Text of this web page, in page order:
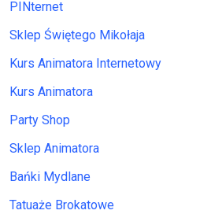
PINternet
Sklep Świętego Mikołaja
Kurs Animatora Internetowy
Kurs Animatora
Party Shop
Sklep Animatora
Bańki Mydlane
Tatuaże Brokatowe